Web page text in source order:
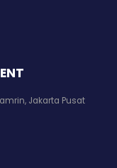
Jakarta Pusat